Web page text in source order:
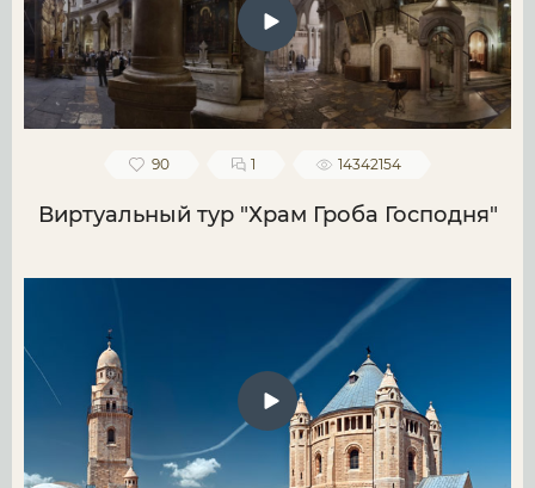
90 1 14342154
Виртуальный тур "Храм Гроба Господня"